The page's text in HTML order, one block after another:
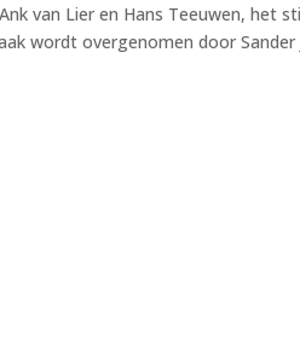
van Lier en Hans Teeuwen, het
wordt overgenomen door Sander